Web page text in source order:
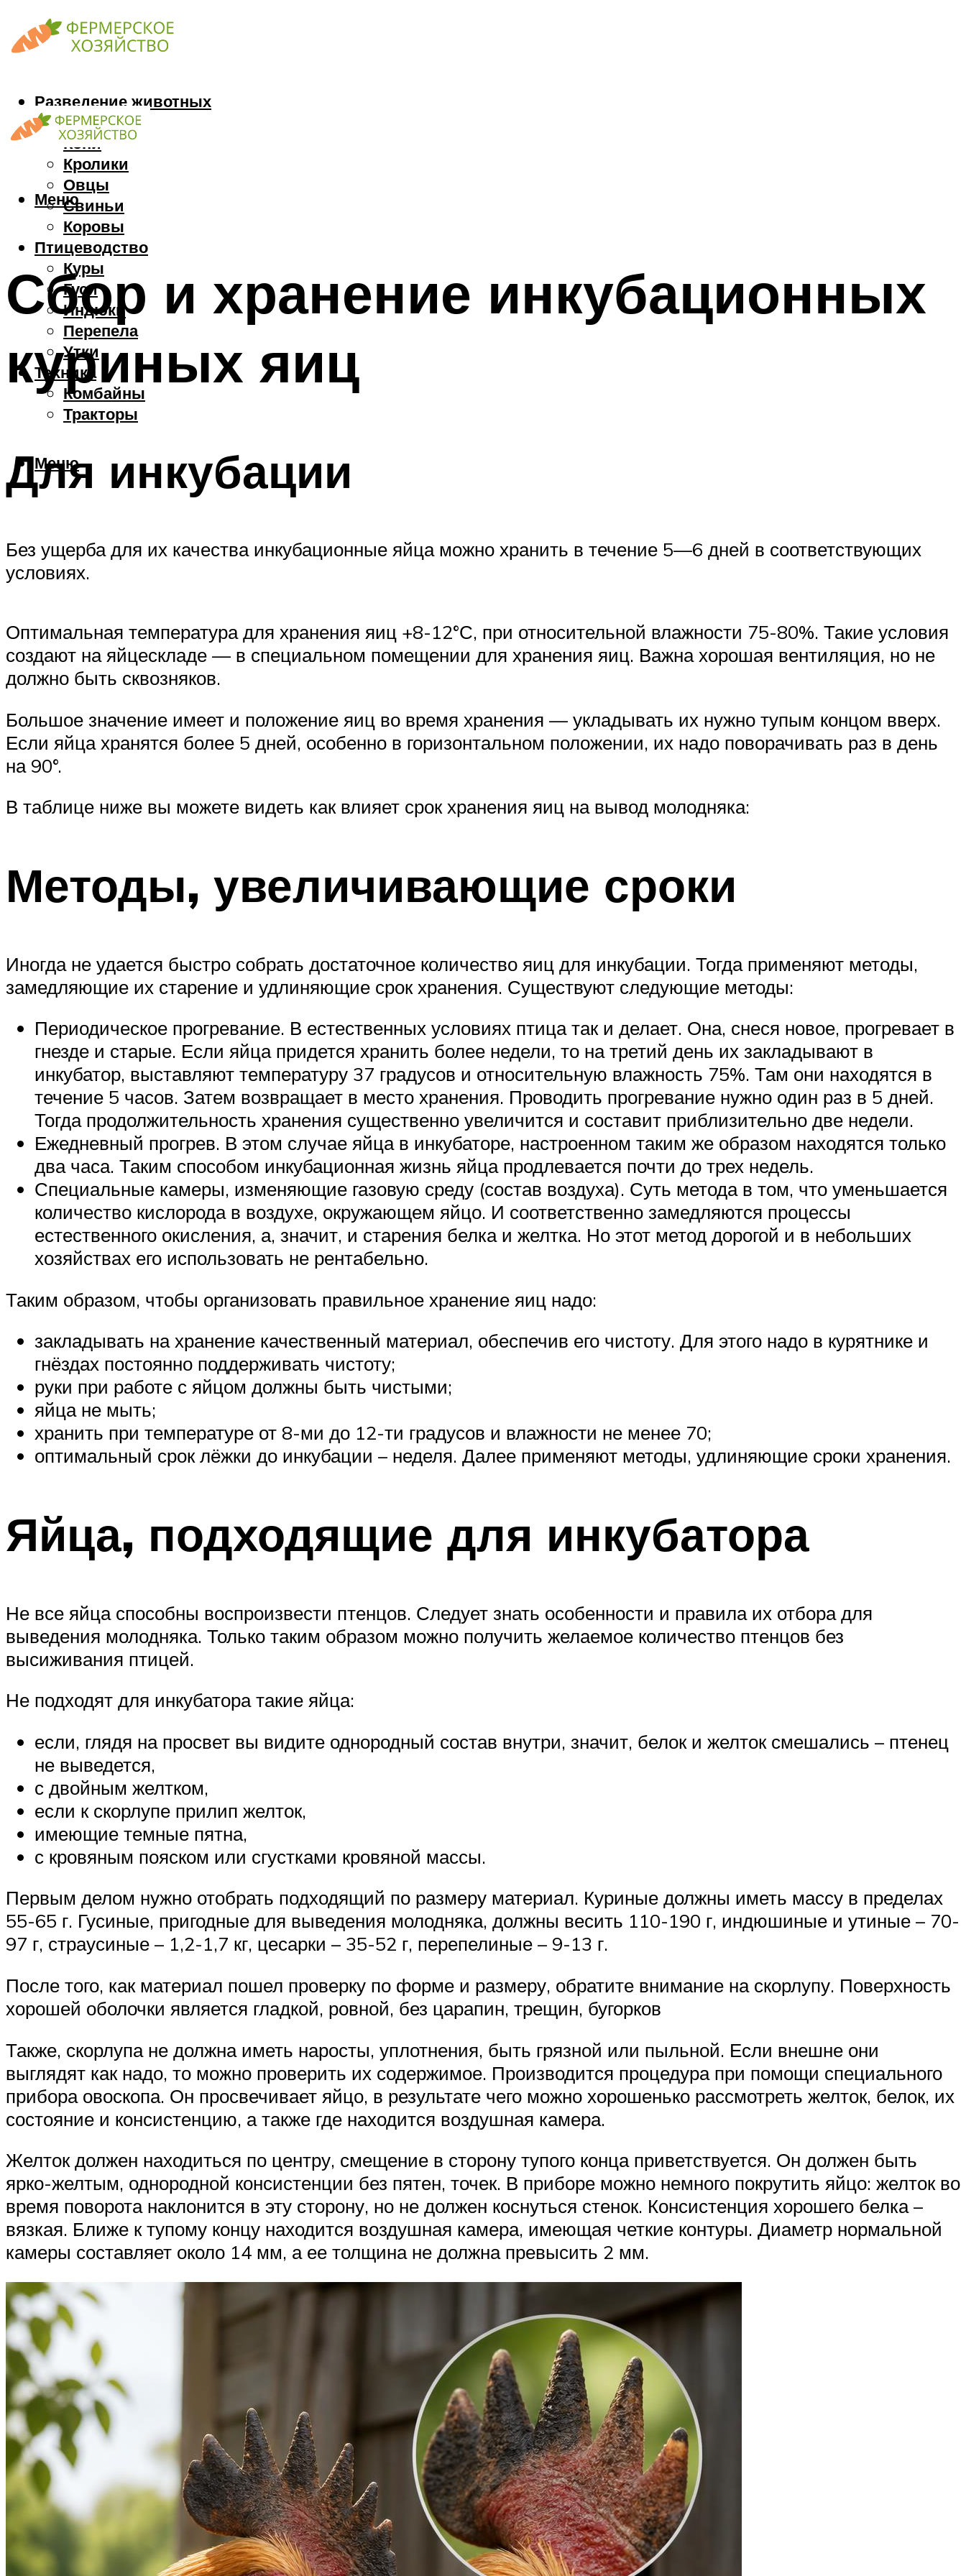
Разведение животных
Козы
Кони
Кролики
Овцы
Свиньи
Коровы
Птицеводство
Куры
Гуси
Индюки
Перепела
Утки
Техника
Комбайны
Тракторы
Меню
Меню
Сбор и хранение инкубационных
куриных яиц
Для инкубации
Без ущерба для их качества инкубационные яйца можно хранить в течение 5—6 дней в соответствующих
условиях.
Оптимальная температура для хранения яиц +8-12°С, при относительной влажности 75-80%. Такие условия
создают на яйцескладе — в специальном помещении для хранения яиц. Важна хорошая вентиляция, но не
должно быть сквозняков.
Большое значение имеет и положение яиц во время хранения — укладывать их нужно тупым концом вверх.
Если яйца хранятся более 5 дней, особенно в горизонтальном положении, их надо поворачивать раз в день
на 90°.
В таблице ниже вы можете видеть как влияет срок хранения яиц на вывод молодняка:
Методы, увеличивающие сроки
Иногда не удается быстро собрать достаточное количество яиц для инкубации. Тогда применяют методы,
замедляющие их старение и удлиняющие срок хранения. Существуют следующие методы:
Периодическое прогревание. В естественных условиях птица так и делает. Она, снеся новое, прогревает в
гнезде и старые. Если яйца придется хранить более недели, то на третий день их закладывают в
инкубатор, выставляют температуру 37 градусов и относительную влажность 75%. Там они находятся в
течение 5 часов. Затем возвращает в место хранения. Проводить прогревание нужно один раз в 5 дней.
Тогда продолжительность хранения существенно увеличится и составит приблизительно две недели.
Ежедневный прогрев. В этом случае яйца в инкубаторе, настроенном таким же образом находятся только
два часа. Таким способом инкубационная жизнь яйца продлевается почти до трех недель.
Специальные камеры, изменяющие газовую среду (состав воздуха). Суть метода в том, что уменьшается
количество кислорода в воздухе, окружающем яйцо. И соответственно замедляются процессы
естественного окисления, а, значит, и старения белка и желтка. Но этот метод дорогой и в небольших
хозяйствах его использовать не рентабельно.
Таким образом, чтобы организовать правильное хранение яиц надо:
закладывать на хранение качественный материал, обеспечив его чистоту. Для этого надо в курятнике и
гнёздах постоянно поддерживать чистоту;
руки при работе с яйцом должны быть чистыми;
яйца не мыть;
хранить при температуре от 8-ми до 12-ти градусов и влажности не менее 70;
оптимальный срок лёжки до инкубации – неделя. Далее применяют методы, удлиняющие сроки хранения.
Яйца, подходящие для инкубатора
Не все яйца способны воспроизвести птенцов. Следует знать особенности и правила их отбора для
выведения молодняка. Только таким образом можно получить желаемое количество птенцов без
высиживания птицей.
Не подходят для инкубатора такие яйца:
если, глядя на просвет вы видите однородный состав внутри, значит, белок и желток смешались – птенец
не выведется,
с двойным желтком,
если к скорлупе прилип желток,
имеющие темные пятна,
с кровяным пояском или сгустками кровяной массы.
Первым делом нужно отобрать подходящий по размеру материал. Куриные должны иметь массу в пределах
55-65 г. Гусиные, пригодные для выведения молодняка, должны весить 110-190 г, индюшиные и утиные – 70-
97 г, страусиные – 1,2-1,7 кг, цесарки – 35-52 г, перепелиные – 9-13 г.
После того, как материал пошел проверку по форме и размеру, обратите внимание на скорлупу. Поверхность
хорошей оболочки является гладкой, ровной, без царапин, трещин, бугорков
Также, скорлупа не должна иметь наросты, уплотнения, быть грязной или пыльной. Если внешне они
выглядят как надо, то можно проверить их содержимое. Производится процедура при помощи специального
прибора овоскопа. Он просвечивает яйцо, в результате чего можно хорошенько рассмотреть желток, белок, их
состояние и консистенцию, а также где находится воздушная камера.
Желток должен находиться по центру, смещение в сторону тупого конца приветствуется. Он должен быть
ярко-желтым, однородной консистенции без пятен, точек. В приборе можно немного покрутить яйцо: желток во
время поворота наклонится в эту сторону, но не должен коснуться стенок. Консистенция хорошего белка –
вязкая. Ближе к тупому концу находится воздушная камера, имеющая четкие контуры. Диаметр нормальной
камеры составляет около 14 мм, а ее толщина не должна превысить 2 мм.